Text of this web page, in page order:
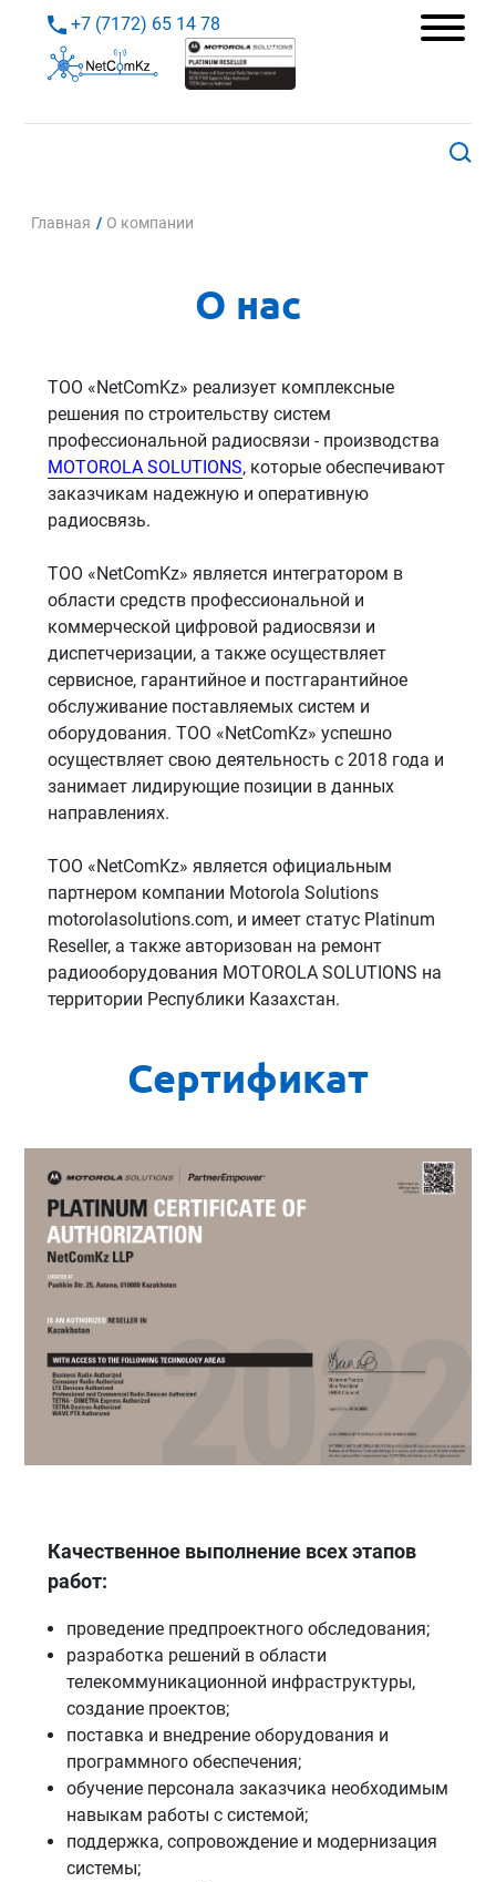
+7 (7172) 65 14 78
Главная / О компании
О нас
ТОО «NetComKz» реализует комплексные
решения по строительству систем
профессиональной радиосвязи - производства
MOTOROLA SOLUTIONS, которые обеспечивают
заказчикам надежную и оперативную
радиосвязь.
ТОО «NetComKz» является интегратором в
области средств профессиональной и
коммерческой цифровой радиосвязи и
диспетчеризации, а также осуществляет
сервисное, гарантийное и постгарантийное
обслуживание поставляемых систем и
оборудования. ТОО «NetComKz» успешно
осуществляет свою деятельность с 2018 года и
занимает лидирующие позиции в данных
направлениях.
ТОО «NetComKz» является официальным
партнером компании Motorola Solutions
motorolasolutions.com, и имеет статус Platinum
Reseller, а также авторизован на ремонт
радиооборудования MOTOROLA SOLUTIONS на
территории Республики Казахстан.
Сертификат
Качественное выполнение всех этапов
работ:
проведение предпроектного обследования;
разработка решений в области
телекоммуникационной инфраструктуры,
создание проектов;
поставка и внедрение оборудования и
программного обеспечения;
обучение персонала заказчика необходимым
навыкам работы с системой;
поддержка, сопровождение и модернизация
системы;